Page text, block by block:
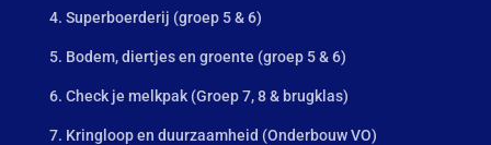
4. Superboerderij (groep 5 & 6)
5. Bodem, diertjes en groente (groep 5 & 6)
6. Check je melkpak (Groep 7, 8 & brugklas)
7. Kringloop en duurzaamheid (Onderbouw VO)